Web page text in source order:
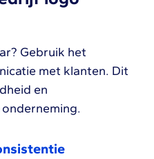
Gebruik het
met klanten. Dit
en